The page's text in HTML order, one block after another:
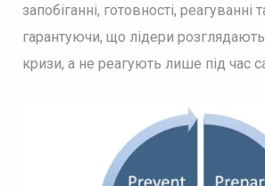
запобіганні, готовності, реагуванні
гарантуючи, що лідери розглядають
кризи, а не реагують лише під час